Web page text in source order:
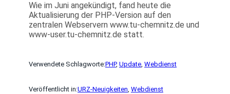
Wie im Juni angekündigt, fand heute die
Aktualisierung der PHP-Version auf den
zentralen Webservern www.tu-chemnitz.de und
www-user.tu-chemnitz.de statt.
Verwendete Schlagworte:PHP, Update, Webdienst
Veröffentlicht in:URZ-Neuigkeiten, Webdienst